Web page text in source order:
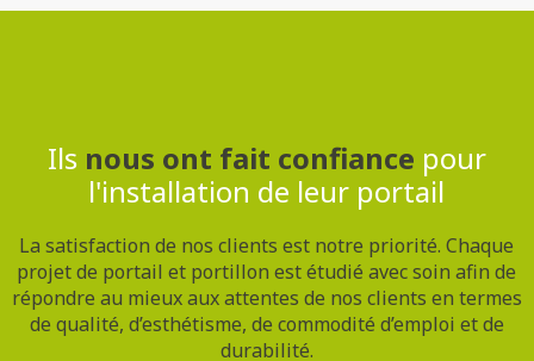
Ils nous ont fait confiance pour
l'installation de leur portail
La satisfaction de nos clients est notre priorité. Chaque
projet de portail et portillon est étudié avec soin afin de
répondre au mieux aux attentes de nos clients en termes
de qualité, d’esthétisme, de commodité d’emploi et de
durabilité.